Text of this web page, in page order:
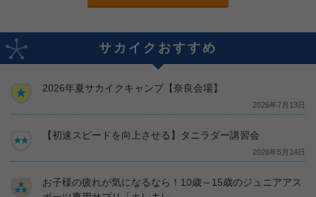
サカイクおすすめ
2026年夏サカイクキャンプ【奈良会場】
2026年7月13日
【初速スピードを向上させる】タニラダー講習会
2026年5月14日
お子様の疲れが気になるなら！10歳～15歳のジュニアアス